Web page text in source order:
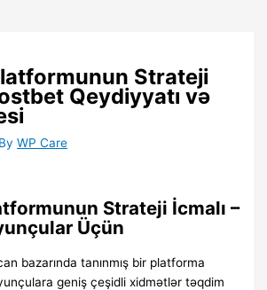
Strateji
Qeydiyyatı və
WP Care
Strateji İcmalı –
Üçün
bazarında tanınmış bir platforma
geniş çeşidli xidmətlər təqdim